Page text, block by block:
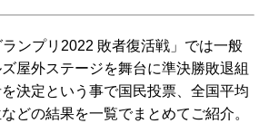
ンプリ2022 敗者復活戦」では一般
屋外ステージを舞台に準決勝敗退組
決定という事で国民投票、全国平均
どの結果を一覧でまとめてご紹介。